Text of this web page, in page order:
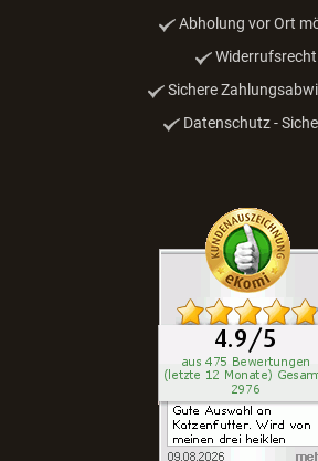
Abholung vor Ort
Widerrufsrecht
Sichere
Datenschutz -